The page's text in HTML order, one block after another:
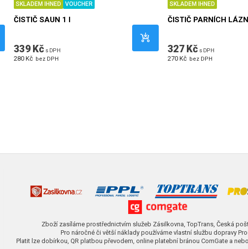
SKLADEM IHNED VOUCHER
ČISTIČ SAUN 1 l
339 Kč s DPH
280 Kč bez DPH
SKLADEM IHNED
ČISTIČ PARNÍCH
327 Kč s DPH
270 Kč bez DPH
Zboží zasíláme prostřednictvím služeb Zásilkovna, TopTrans, Česká
Pro náročné či větší náklady používáme vlastní službu dopravy
Platit lze dobírkou, QR platbou převodem, online platební bránou ComGate a